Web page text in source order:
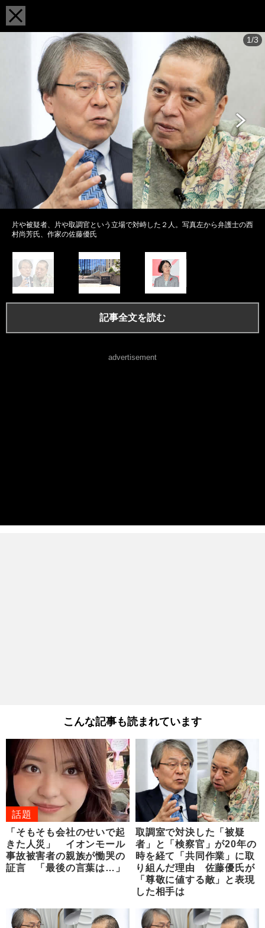
1/3
片や被疑者、片や取調官という立場で対峙した２人。写真左から弁護士の西
村尚芳氏、作家の佐藤優氏
記事全文を読む
advertisement
こんな記事も読まれています
話題
「そもそも会社のせいで起
きた人災」 イオンモール
事故被害者の親族が慟哭の
証言 「最後の言葉は…」
取調室で対決した「被疑
者」と「検察官」が20年の
時を経て「共同作業」に取
り組んだ理由 佐藤優氏が
「尊敬に値する敵」と表現
した相手は